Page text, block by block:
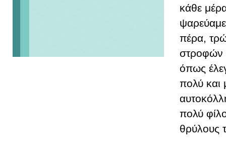
κάθε
πέρα,
στροφών
όπως
πολύ και
πολύ
θρύλους